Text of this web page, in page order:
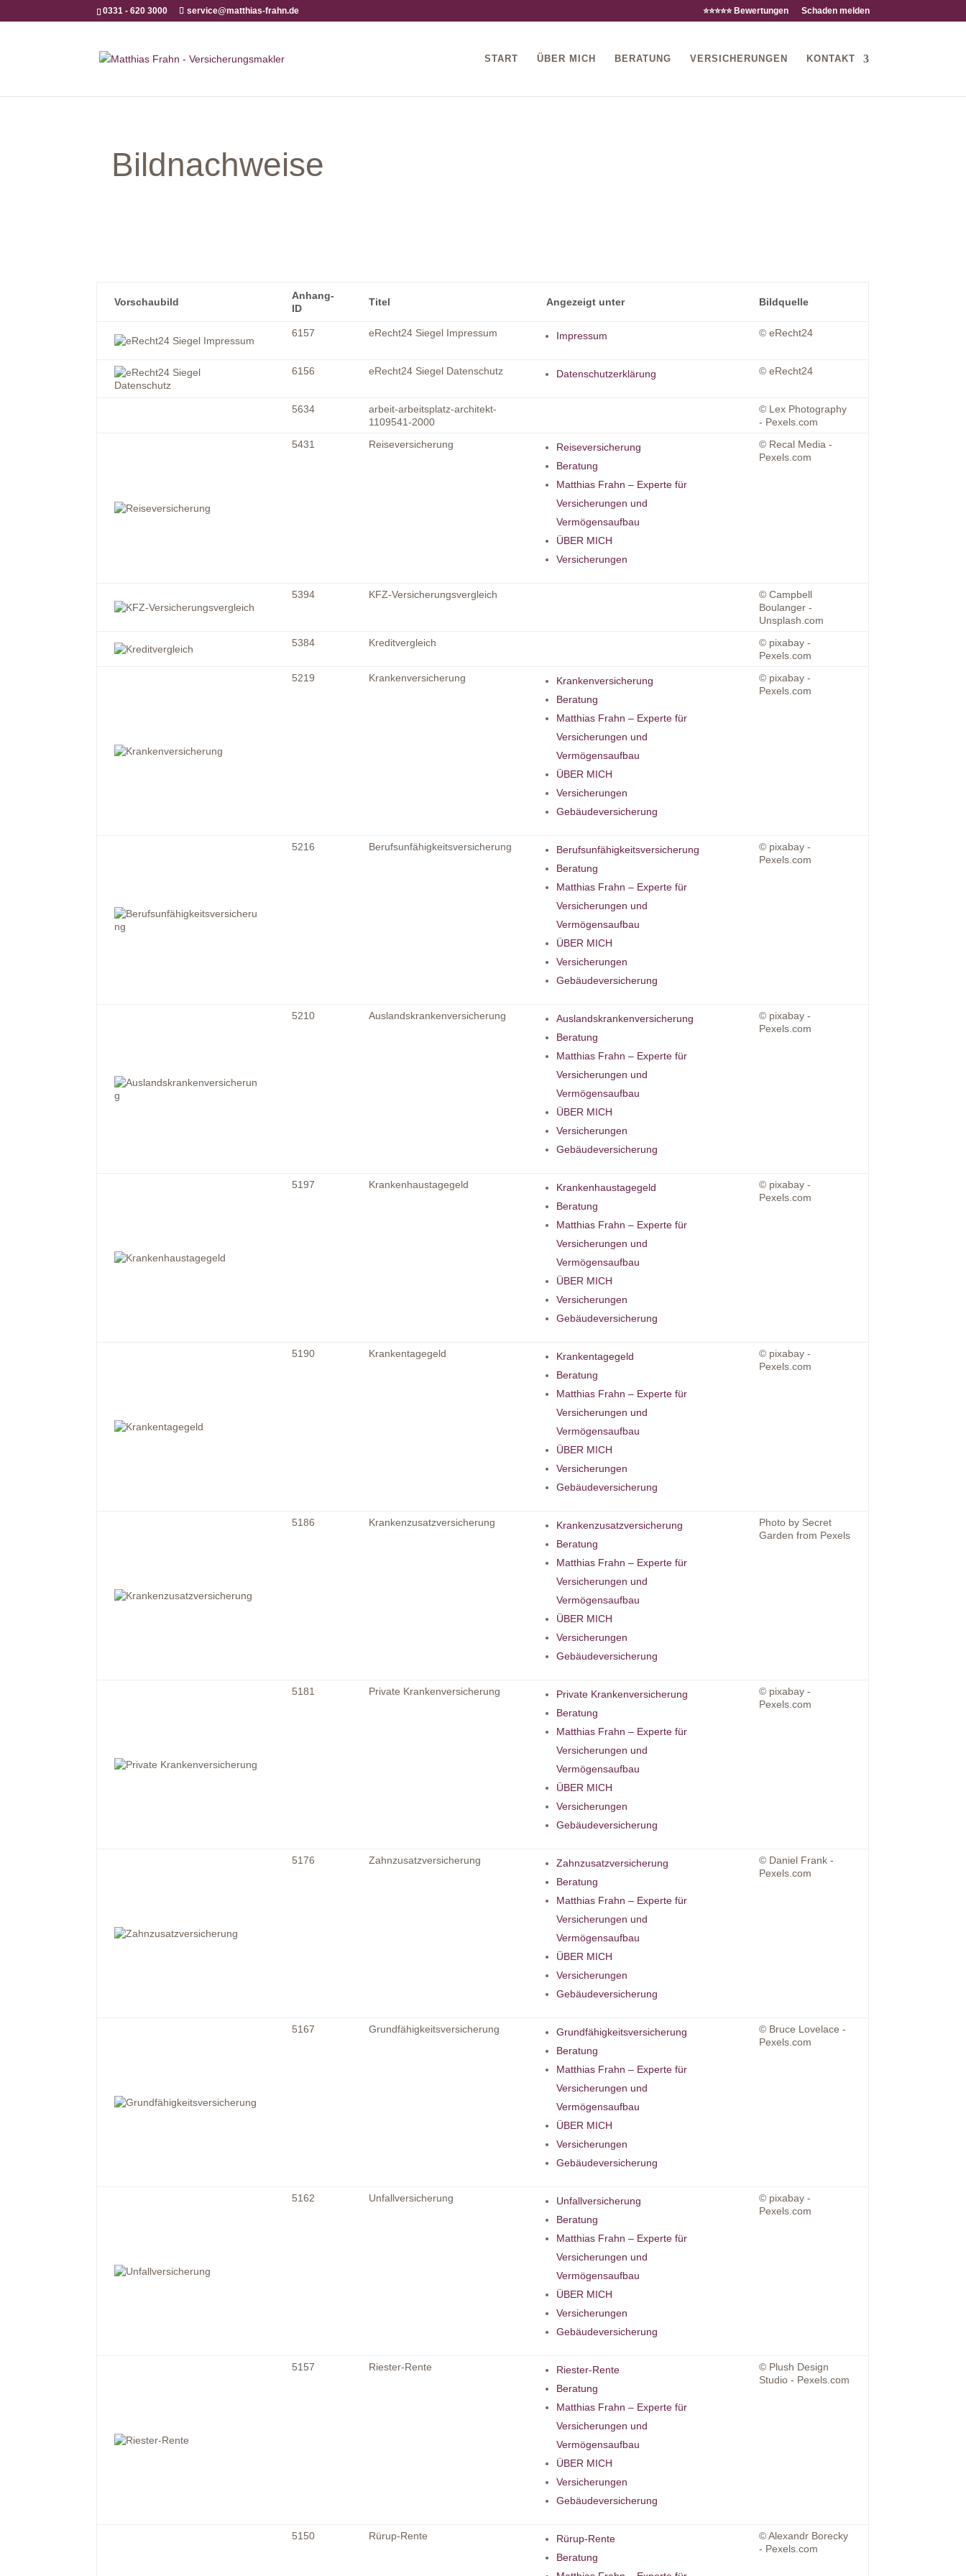
0331 - 620 3000 service@matthias-frahn.de ⭐️⭐️⭐️⭐️⭐️ Bewertungen Schaden melden
START ÜBER MICH BERATUNG VERSICHERUNGEN KONTAKT
Bildnachweise
Vorschaubild
Anhang-
ID
Titel Angezeigt unter Bildquelle
6157 eRecht24 Siegel Impressum Impressum © eRecht24
6156 eRecht24 Siegel Datenschutz Datenschutzerklärung © eRecht24
5634
arbeit-arbeitsplatz-architekt-
1109541-2000
© Lex Photography
- Pexels.com
5431
Reiseversicherung
Reiseversicherung
Beratung
Matthias Frahn – Experte für
Versicherungen und
Vermögensaufbau
ÜBER MICH
Versicherungen
© Recal Media -
Pexels.com
5394 KFZ-Versicherungsvergleich
© Campbell
Boulanger -
Unsplash.com
5384
Kreditvergleich
© pixabay -
Pexels.com
5219
Krankenversicherung
Krankenversicherung
Beratung
Matthias Frahn – Experte für
Versicherungen und
Vermögensaufbau
ÜBER MICH
Versicherungen
Gebäudeversicherung
© pixabay -
Pexels.com
5216 Berufsunfähigkeitsversicherung
Berufsunfähigkeitsversicherung
Beratung
Matthias Frahn – Experte für
Versicherungen und
Vermögensaufbau
ÜBER MICH
Versicherungen
Gebäudeversicherung
© pixabay -
Pexels.com
5210 Auslandskrankenversicherung
Auslandskrankenversicherung
Beratung
Matthias Frahn – Experte für
Versicherungen und
Vermögensaufbau
ÜBER MICH
Versicherungen
Gebäudeversicherung
© pixabay -
Pexels.com
5197 Krankenhaustagegeld
Krankenhaustagegeld
Beratung
Matthias Frahn – Experte für
Versicherungen und
Vermögensaufbau
ÜBER MICH
Versicherungen
Gebäudeversicherung
© pixabay -
Pexels.com
5190 Krankentagegeld
Krankentagegeld
Beratung
Matthias Frahn – Experte für
Versicherungen und
Vermögensaufbau
ÜBER MICH
Versicherungen
Gebäudeversicherung
© pixabay -
Pexels.com
5186 Krankenzusatzversicherung
Krankenzusatzversicherung
Beratung
Matthias Frahn – Experte für
Versicherungen und
Vermögensaufbau
ÜBER MICH
Versicherungen
Gebäudeversicherung
Photo by Secret
Garden from Pexels
5181 Private Krankenversicherung
Private Krankenversicherung
Beratung
Matthias Frahn – Experte für
Versicherungen und
Vermögensaufbau
ÜBER MICH
Versicherungen
Gebäudeversicherung
© pixabay -
Pexels.com
5176 Zahnzusatzversicherung
Zahnzusatzversicherung
Beratung
Matthias Frahn – Experte für
Versicherungen und
Vermögensaufbau
ÜBER MICH
Versicherungen
Gebäudeversicherung
© Daniel Frank -
Pexels.com
5167 Grundfähigkeitsversicherung
Grundfähigkeitsversicherung
Beratung
Matthias Frahn – Experte für
Versicherungen und
Vermögensaufbau
ÜBER MICH
Versicherungen
Gebäudeversicherung
© Bruce Lovelace -
Pexels.com
5162 Unfallversicherung
Unfallversicherung
Beratung
Matthias Frahn – Experte für
Versicherungen und
Vermögensaufbau
ÜBER MICH
Versicherungen
Gebäudeversicherung
© pixabay -
Pexels.com
5157 Riester-Rente
Riester-Rente
Beratung
Matthias Frahn – Experte für
Versicherungen und
Vermögensaufbau
ÜBER MICH
Versicherungen
Gebäudeversicherung
© Plush Design
Studio - Pexels.com
5150 Rürup-Rente
Rürup-Rente
Beratung
© Alexandr Borecky
- Pexels.com